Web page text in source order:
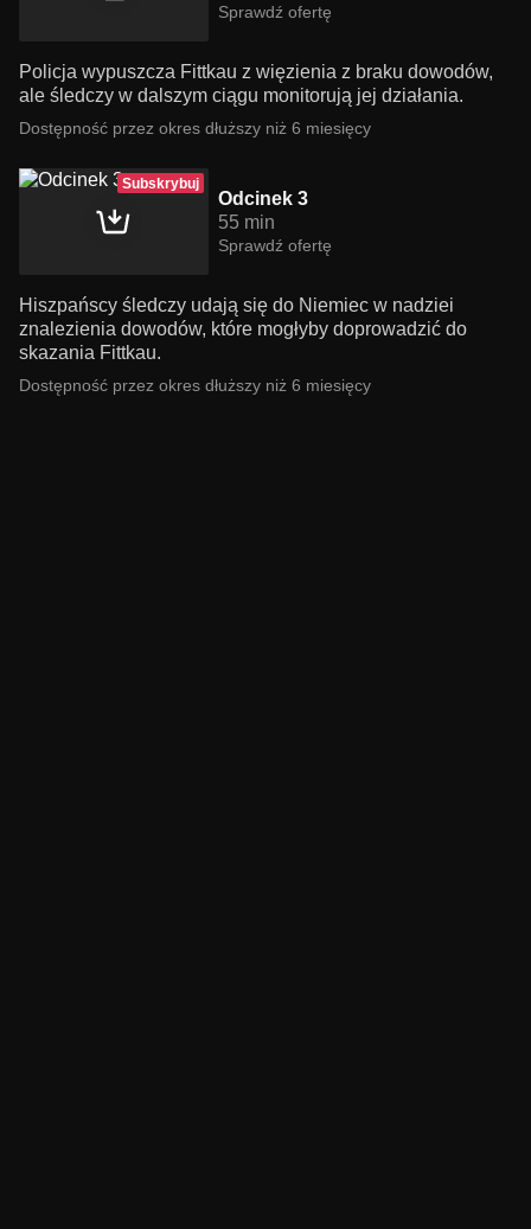
Sprawdź ofertę
Policja wypuszcza Fittkau z więzienia z braku dowodów,
ale śledczy w dalszym ciągu monitorują jej działania.
Dostępność przez okres dłuższy niż 6 miesięcy
Subskrybuj
Odcinek 3
55 min
Sprawdź ofertę
Hiszpańscy śledczy udają się do Niemiec w nadziei
znalezienia dowodów, które mogłyby doprowadzić do
skazania Fittkau.
Dostępność przez okres dłuższy niż 6 miesięcy